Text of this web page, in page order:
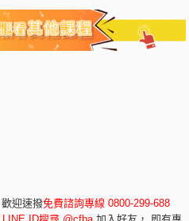
歡迎速撥免費諮詢專線 0800-299-688